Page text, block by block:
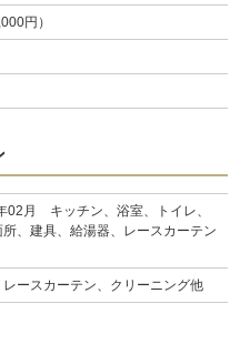
円）
02月 キッチン、浴室、トイレ、
、建具、給湯器、レースカーテン
レースカーテン、クリーニング他